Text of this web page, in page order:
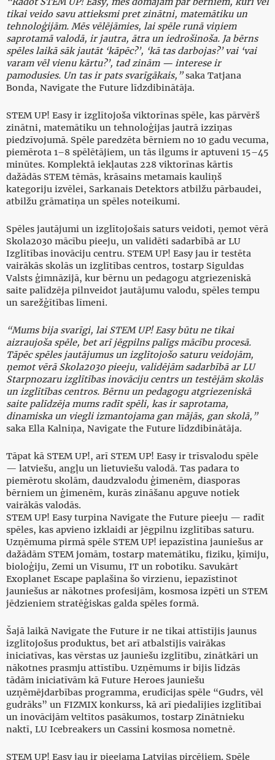
tikai veido savu attieksmi pret zinātni, matemātiku un
tehnoloģijām. Mēs vēlējāmies, lai spēle runā viņiem
saprotamā valodā, ir jautra, ātra un iedrošinoša. Ja bērns
spēles laikā sāk jautāt ‘kāpēc?’, ‘kā tas darbojas?’ vai ‘vai
varam vēl vienu kārtu?’, tad zinām — interese ir
pamodusies. Un tas ir pats svarīgākais,”saka Tatjana
Bonda, Navigate the Future līdzdibinātāja.
STEM UP! Easy ir izglītojoša viktorīnas spēle, kas pārvērš
zinātni, matemātiku un tehnoloģijas jautrā izziņas
piedzīvojumā. Spēle paredzēta bērniem no 10 gadu vecuma,
piemērota 1–8 spēlētājiem, un tās ilgums ir aptuveni 15–45
minūtes. Komplektā iekļautas 228 viktorīnas kārtis
dažādās STEM tēmās, krāsains metamais kauliņš
kategoriju izvēlei, Sarkanais Detektors atbilžu pārbaudei,
atbilžu grāmatiņa un spēles noteikumi.
Spēles jautājumi un izglītojošais saturs veidoti, ņemot vērā
Skola2030 mācību pieeju, un validēti sadarbībā ar LU
Izglītības inovāciju centru. STEM UP! Easy jau ir testēta
vairākās skolās un izglītības centros, tostarp Siguldas
Valsts ģimnāzijā, kur bērnu un pedagogu atgriezeniskā
saite palīdzēja pilnveidot jautājumu valodu, spēles tempu
un sarežģītības līmeni.
“Mums bija svarīgi, lai STEM UP! Easy būtu ne tikai
aizraujoša spēle, bet arī jēgpilns palīgs mācību procesā.
Tāpēc spēles jautājumus un izglītojošo saturu veidojām,
ņemot vērā Skola2030 pieeju, validējām sadarbībā ar LU
Starpnozaru izglītības inovāciju centrs un testējām skolās
un izglītības centros. Bērnu un pedagogu atgriezeniskā
saite palīdzēja mums radīt spēli, kas ir saprotama,
dinamiska un viegli izmantojama gan mājās, gan skolā,”
saka Ella Kalniņa, Navigate the Future līdzdibinātāja.
Tāpat kā STEM UP!, arī STEM UP! Easy ir trīsvalodu spēle
— latviešu, angļu un lietuviešu valodā. Tas padara to
piemērotu skolām, daudzvalodu ģimenēm, diasporas
bērniem un ģimenēm, kurās zināšanu apguve notiek
vairākās valodās.
STEM UP! Easy turpina Navigate the Future pieeju — radīt
spēles, kas apvieno izklaidi ar jēgpilnu izglītības saturu.
Uzņēmuma pirmā spēle STEM UP! iepazīstina jauniešus ar
dažādām STEM jomām, tostarp matemātiku, fiziku, ķīmiju,
bioloģiju, Zemi un Visumu, IT un robotiku. Savukārt
Exoplanet Escape paplašina šo virzienu, iepazīstinot
jauniešus ar nākotnes profesijām, kosmosa izpēti un STEM
jēdzieniem stratēģiskas galda spēles formā.
Šajā laikā Navigate the Future ir ne tikai attīstījis jaunus
izglītojošus produktus, bet arī atbalstījis vairākas
iniciatīvas, kas vērstas uz jauniešu izglītību, zinātkāri un
nākotnes prasmju attīstību. Uzņēmums ir bijis līdzās
tādām iniciatīvām kā Future Heroes jauniešu
uzņēmējdarbības programma, erudīcijas spēle “Gudrs, vēl
gudrāks” un FIZMIX konkurss, kā arī piedalījies izglītībai
un inovācijām veltītos pasākumos, tostarp Zinātnieku
naktī, LU Icebreakers un Cassini kosmosa nometnē.
STEM UP! Easy jau ir pieejama Latvijas pircējiem. Spēle